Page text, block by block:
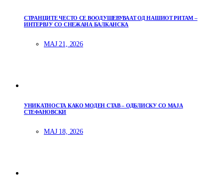
СТРАНЦИТЕ ЧЕСТО СЕ ВООДУШЕВУВААТ ОД НАШИОТ РИТАМ –
ИНТЕРВЈУ СО СНЕЖАНА БАЛКАНСКА
МАЈ 21, 2026
УНИКАТНОСТА КАКО МОДЕН СТАВ – ОДБЛИСКУ СО МАЈА
СТЕФАНОВСКИ
МАЈ 18, 2026